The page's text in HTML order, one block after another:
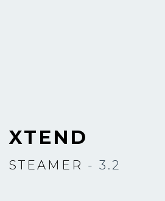
XTEND
STEAMER - 3.2